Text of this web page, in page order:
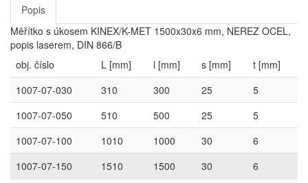
Popis
Měřítko s úkosem KINEX/K-MET 1500x30x6 mm, NEREZ OCEL,
popis laserem, DIN 866/B
obj. číslo
L [mm] l [mm] s [mm]
t [mm]
1007-07-030
310 300 25
5
1007-07-050
510 500 25
5
1007-07-100
1010 1000 30
6
1007-07-150
1510 1500 30
6